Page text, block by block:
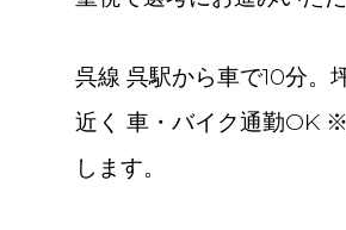
呉線 呉駅から車で10分。
近く 車・バイク通勤OK
します。